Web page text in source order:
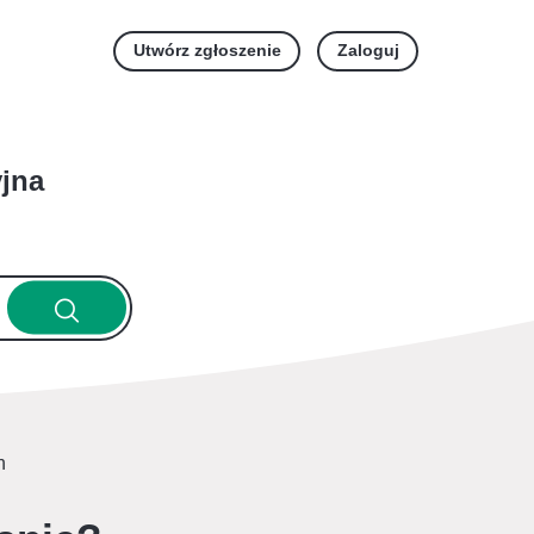
Utwórz zgłoszenie Zaloguj